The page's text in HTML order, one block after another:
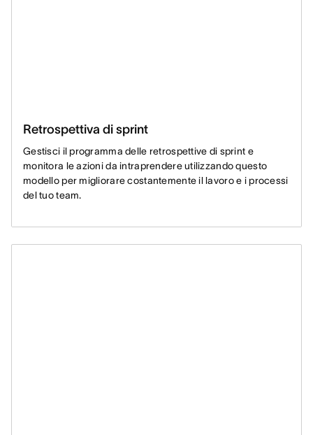
Retrospettiva di sprint
Gestisci il programma delle retrospettive di sprint e
monitora le azioni da intraprendere utilizzando questo
modello per migliorare costantemente il lavoro e i processi
del tuo team.